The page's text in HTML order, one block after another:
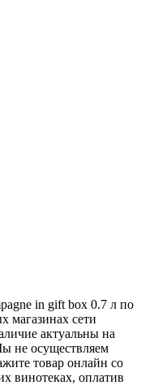
in gift box 0.7 л по
магазинах сети
актуальны на
не осуществляем
товар онлайн со
винотеках, оплатив